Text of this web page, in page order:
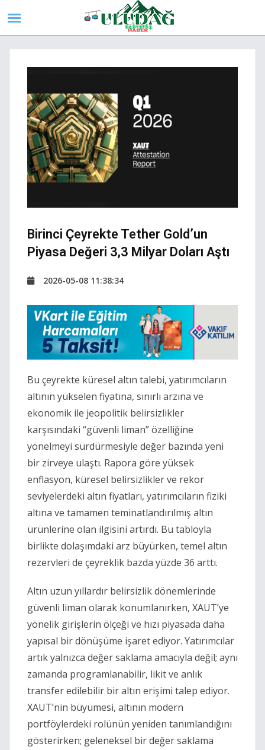
Birinci Çeyrekte Tether Gold’un
Piyasa Değeri 3,3 Milyar Doları Aştı
2026-05-08 11:38:34
Bu çeyrekte küresel altın talebi, yatırımcıların
altının yükselen fiyatına, sınırlı arzına ve
ekonomik ile jeopolitik belirsizlikler
karşısındaki “güvenli liman” özelliğine
yönelmeyi sürdürmesiyle değer bazında yeni
bir zirveye ulaştı. Rapora göre yüksek
enflasyon, küresel belirsizlikler ve rekor
seviyelerdeki altın fiyatları, yatırımcıların fiziki
altına ve tamamen teminatlandırılmış altın
ürünlerine olan ilgisini artırdı. Bu tabloyla
birlikte dolaşımdaki arz büyürken, temel altın
rezervleri de çeyreklik bazda yüzde 36 arttı.
Altın uzun yıllardır belirsizlik dönemlerinde
güvenli liman olarak konumlanırken, XAUT’ye
yönelik girişlerin ölçeği ve hızı piyasada daha
yapısal bir dönüşüme işaret ediyor. Yatırımcılar
artık yalnızca değer saklama amacıyla değil; aynı
zamanda programlanabilir, likit ve anlık
transfer edilebilir bir altın erişimi talep ediyor.
XAUT’nin büyümesi, altının modern
portföylerdeki rolünün yeniden tanımlandığını
gösterirken; geleneksel bir değer saklama